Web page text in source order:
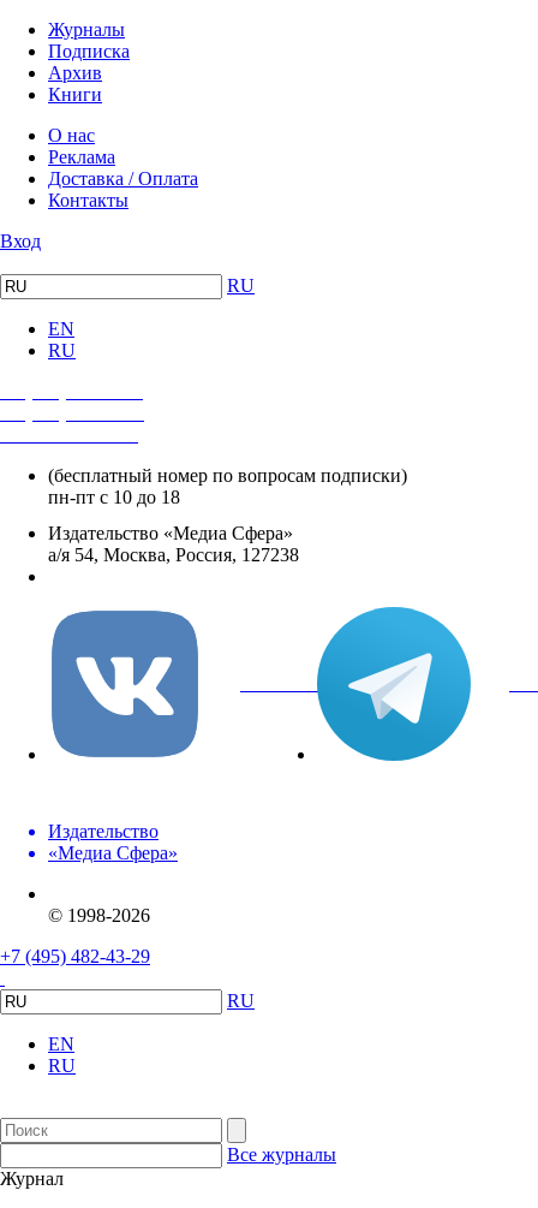
Журналы
Подписка
Архив
Книги
О нас
Реклама
Доставка / Оплата
Контакты
Вход
RU
EN
RU
(бесплатный номер по вопросам подписки)
пн-пт с 10 до 18
Издательство «Медиа Сфера»
а/я 54, Москва, Россия, 127238
вКонтакте
Издательство
«Медиа Сфера»
© 1998-2026
+7 (495) 482-43-29
RU
EN
RU
Все журналы
Журнал